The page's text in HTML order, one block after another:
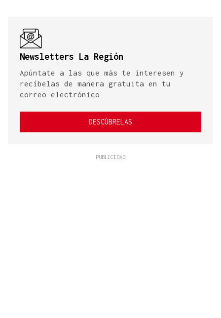
Newsletters La Región
Apúntate a las que más te interesen y
recíbelas de manera gratuita en tu
correo electrónico
DESCÚBRELAS